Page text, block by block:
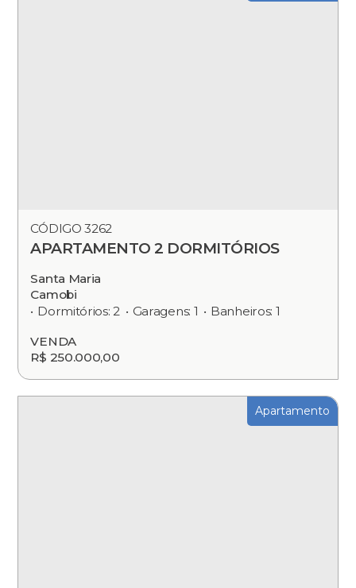
CÓDIGO 3262
APARTAMENTO 2 DORMITÓRIOS
Santa Maria
Camobi
Dormitórios: 2
Garagens: 1
Banheiros: 1
VENDA
R$ 250.000,00
Apartamento